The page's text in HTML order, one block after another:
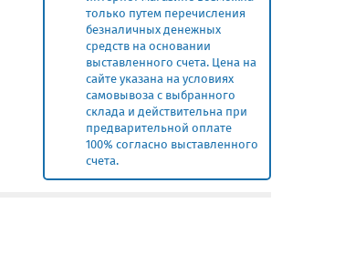
только путем перечисления
безналичных денежных
средств на основании
выставленного счета. Цена на
сайте указана на условиях
самовывоза с выбранного
склада и действительна при
предварительной оплате
100% согласно выставленного
счета.